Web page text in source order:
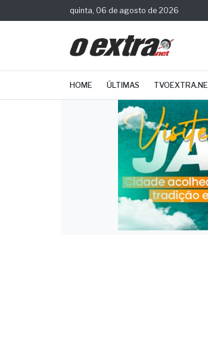
quinta, 06 de agosto de 2026
HOME ÚLTIMAS